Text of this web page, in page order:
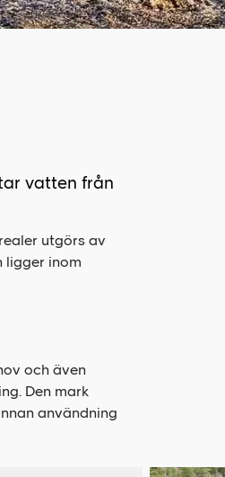
vatten från
utgörs av
ligger inom
och även
Den mark
användning